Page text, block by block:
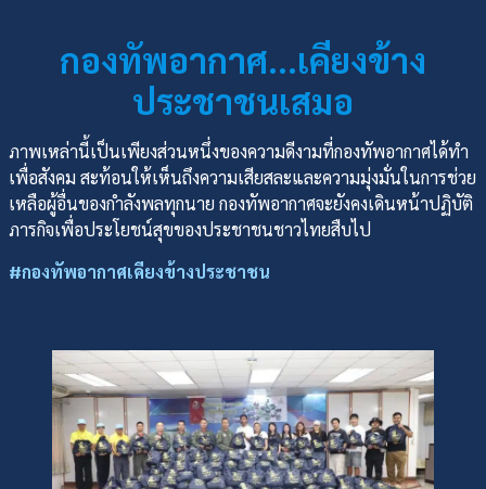
กองทัพอากาศ…เคียงข้าง
ประชาชนเสมอ
ภาพเหล่านี้เป็นเพียงส่วนหนึ่งของความดีงามที่กองทัพอากาศได้ทำ
เพื่อสังคม สะท้อนให้เห็นถึงความเสียสละและความมุ่งมั่นในการช่วย
เหลือผู้อื่นของกำลังพลทุกนาย กองทัพอากาศจะยังคงเดินหน้าปฏิบัติ
ภารกิจเพื่อประโยชน์สุขของประชาชนชาวไทยสืบไป
#กองทัพอากาศเคียงข้างประชาชน